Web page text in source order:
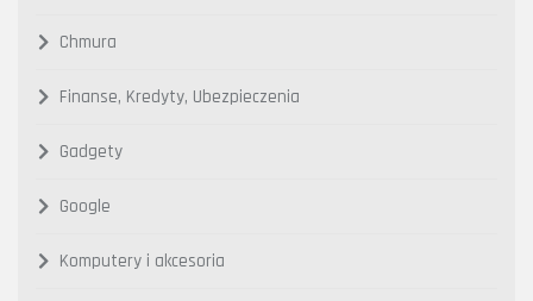
Chmura
Finanse, Kredyty, Ubezpieczenia
Gadgety
Google
Komputery i akcesoria